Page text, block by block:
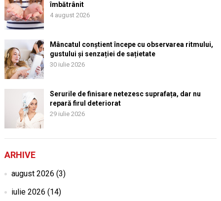
îmbătrânit
4 august 2026
Mâncatul conștient începe cu observarea ritmului,
gustului și senzației de sațietate
30 iulie 2026
Serurile de finisare netezesc suprafața, dar nu
repară firul deteriorat
29 iulie 2026
ARHIVE
august 2026 (3)
iulie 2026 (14)